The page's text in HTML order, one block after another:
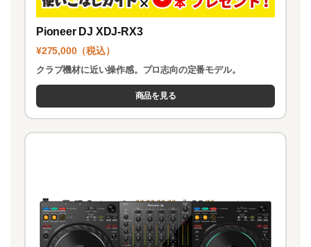
Pioneer DJ XDJ-RX3
¥275,000（税込）
クラブ機材に近い操作感。プロ志向の定番モデル。
商品を見る